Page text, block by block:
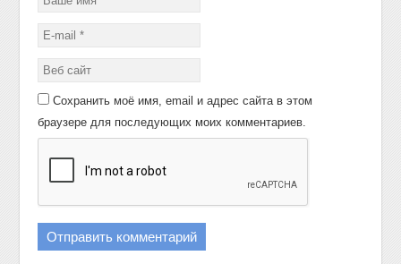
Сохранить моё имя, email и адрес сайта в этом
браузере для последующих моих комментариев.